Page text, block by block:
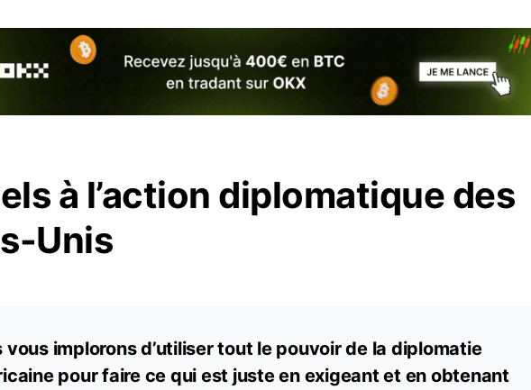
à l’action diplomatique des
Unis
vous implorons d’utiliser tout le pouvoir de la diplomatie
pour faire ce qui est juste en exigeant et en obtenant